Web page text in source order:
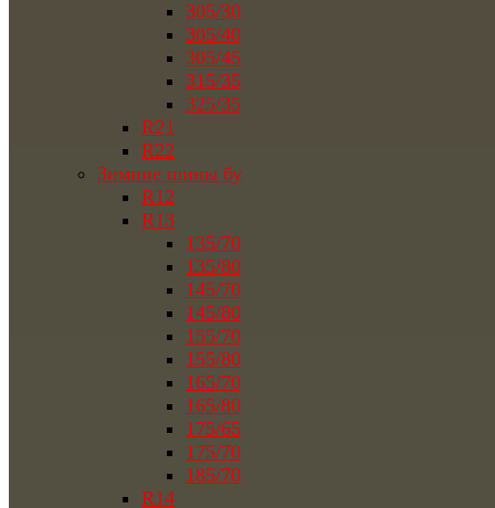
305/30
305/40
305/45
315/35
325/35
R21
R22
Зимние шины бу
R12
R13
135/70
135/80
145/70
145/80
155/70
155/80
165/70
165/80
175/65
175/70
185/70
R14